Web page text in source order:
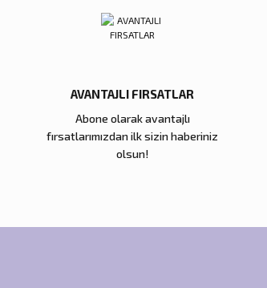
AVANTAJLI FIRSATLAR
Abone olarak avantajlı
fırsatlarımızdan ilk sizin haberiniz
olsun!